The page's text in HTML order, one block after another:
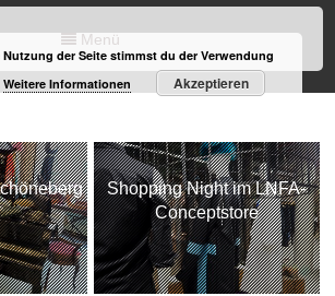
Menü
Shopping Night im LNFA-
Conceptstore
der Seite stimmst du der Verwendung
Weitere Informationen Akzeptieren